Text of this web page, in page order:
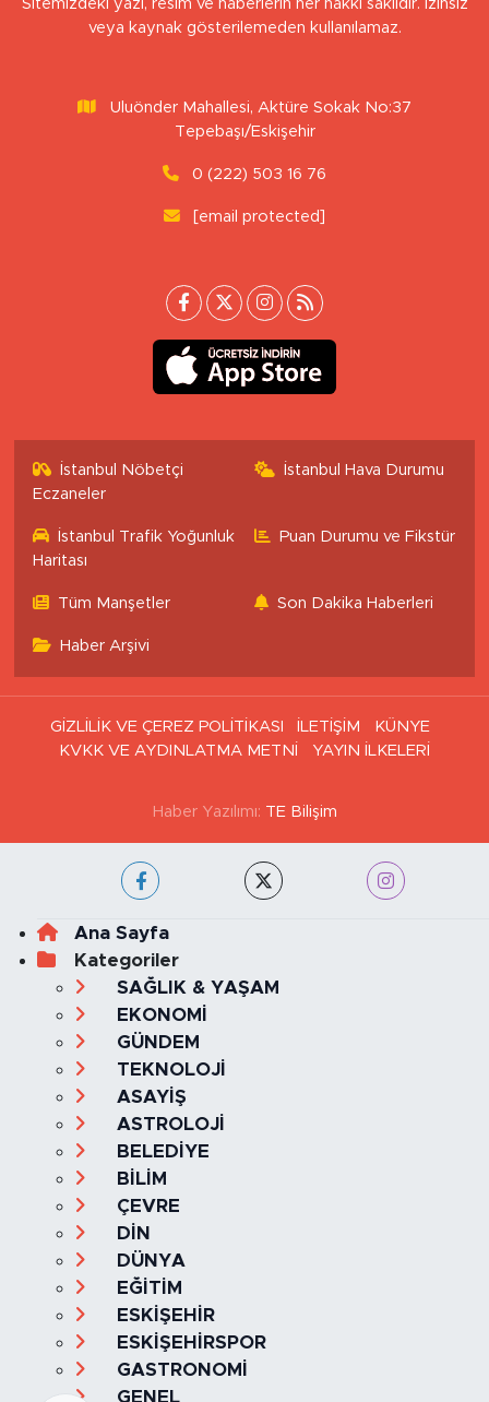
Sitemizdeki yazı, resim ve haberlerin her hakkı saklıdır. İzinsiz
veya kaynak gösterilemeden kullanılamaz.
Uluönder Mahallesi, Aktüre Sokak No:37
Tepebaşı/Eskişehir
0 (222) 503 16 76
[email protected]
İstanbul Nöbetçi
Eczaneler
İstanbul Hava Durumu
İstanbul Trafik Yoğunluk
Haritası
Puan Durumu ve Fikstür
Tüm Manşetler Son Dakika Haberleri
Haber Arşivi
GİZLİLİK VE ÇEREZ POLİTİKASI İLETİŞİM
KÜNYE
KVKK VE AYDINLATMA METNİ
YAYIN İLKELERİ
Haber Yazılımı: TE Bilişim
Ana Sayfa
Kategoriler
SAĞLIK & YAŞAM
EKONOMİ
GÜNDEM
TEKNOLOJİ
ASAYİŞ
ASTROLOJİ
BELEDİYE
BİLİM
ÇEVRE
DİN
DÜNYA
EĞİTİM
ESKİŞEHİR
ESKİŞEHİRSPOR
GASTRONOMİ
GENEL